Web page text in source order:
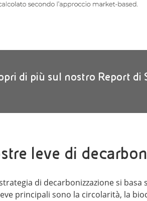
di più sul nostro Report di
leve di
di decarbonizzazione si
principali sono la circolarità, la